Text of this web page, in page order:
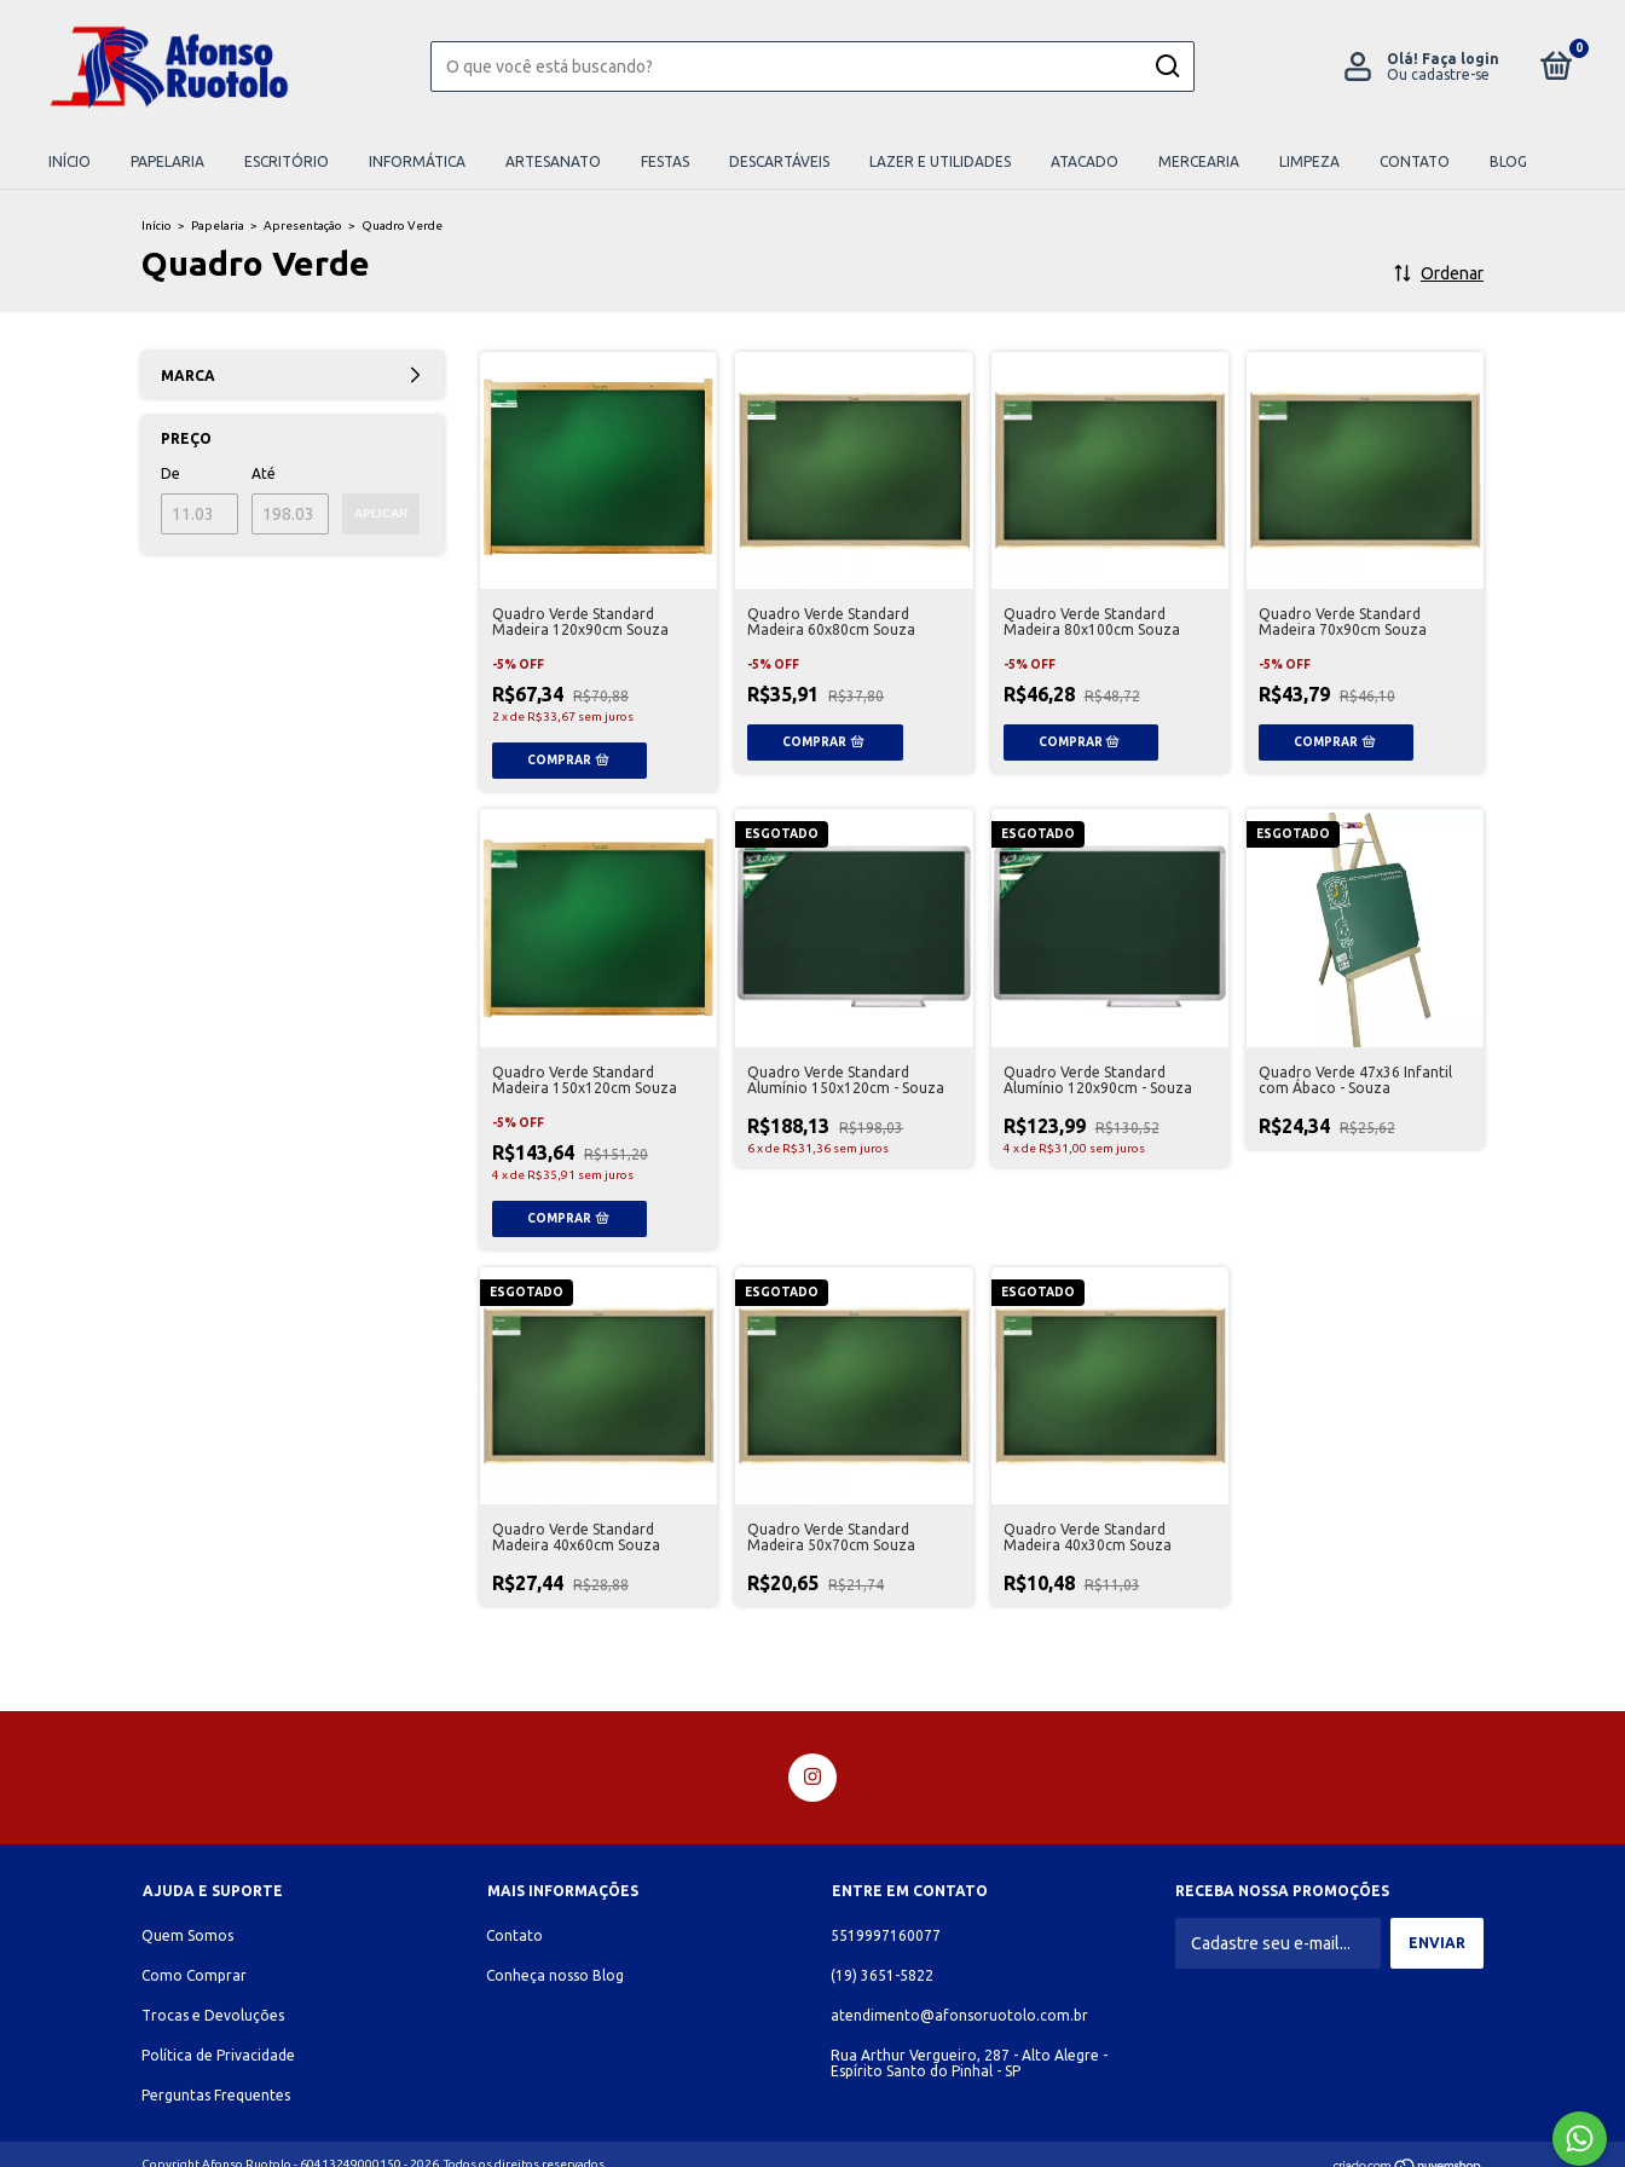
Olá! Faça login
Ou cadastre-se
0
INÍCIO PAPELARIA ESCRITÓRIO INFORMÁTICA ARTESANATO FESTAS DESCARTÁVEIS LAZER E UTILIDADES ATACADO MERCEARIA LIMPEZA CONTATO BLOG
Início > Papelaria > Apresentação > Quadro Verde
Quadro Verde Ordenar
MARCA
PREÇO
De Até
APLICAR
Quadro Verde Standard
Madeira 120x90cm Souza
-5% OFF
R$67,34 R$70,88
2xde R$33,67 sem juros
Quadro Verde Standard
Madeira 60x80cm Souza
-5% OFF
R$35,91 R$37,80
Quadro Verde Standard
Madeira 80x100cm Souza
-5% OFF
R$46,28 R$48,72
Quadro Verde Standard
Madeira 70x90cm Souza
-5% OFF
R$43,79 R$46,10
Quadro Verde Standard
Madeira 150x120cm Souza
-5% OFF
R$143,64 R$151,20
4 xde R$35,91 sem juros
ESGOTADO
Quadro Verde Standard
Alumínio 150x120cm - Souza
R$188,13 R$198,03
6 xde R$31,36 sem juros
ESGOTADO
Quadro Verde Standard
Alumínio 120x90cm - Souza
R$123,99 R$130,52
4 xde R$31,00 sem juros
ESGOTADO
Quadro Verde 47x36 Infantil
com Ábaco - Souza
R$24,34 R$25,62
ESGOTADO
Quadro Verde Standard
Madeira 40x60cm Souza
R$27,44 R$28,88
ESGOTADO
Quadro Verde Standard
Madeira 50x70cm Souza
R$20,65 R$21,74
ESGOTADO
Quadro Verde Standard
Madeira 40x30cm Souza
R$10,48 R$11,03
AJUDA E SUPORTE
Quem Somos
Como Comprar
Trocas e Devoluções
Política de Privacidade
Perguntas Frequentes
MAIS INFORMAÇÕES
Contato
Conheça nosso Blog
ENTRE EM CONTATO
5519997160077
(19) 3651-5822
atendimento@afonsoruotolo.com.br
Rua Arthur Vergueiro, 287 - Alto Alegre -
Espírito Santo do Pinhal - SP
RECEBA NOSSA PROMOÇÕES
Copyright Afonso Ruotolo - 60413249000150 - 2026. Todos os direitos reservados.